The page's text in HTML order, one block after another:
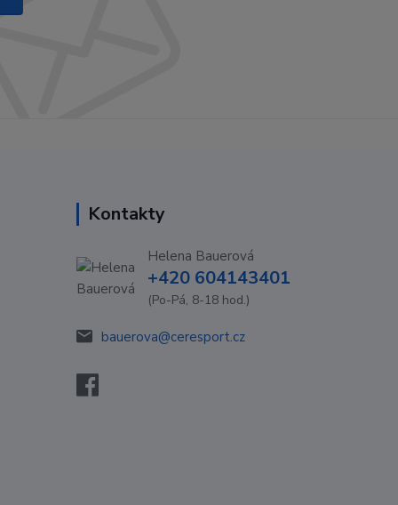
Kontakty
Helena Bauerová
+420 604143401
(Po-Pá, 8-18 hod.)
bauerova@ceresport.cz